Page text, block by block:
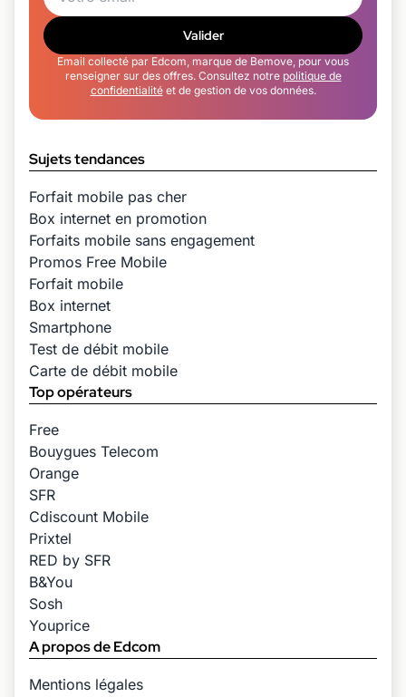
Valider
Email collecté par Edcom, marque de Bemove, pour vous
renseigner sur des offres. Consultez notre politique de
confidentialitéet de gestion de vos données.
Sujets tendances
Forfait mobile pas cher
Box internet en promotion
Forfaits mobile sans engagement
Promos Free Mobile
Forfait mobile
Box internet
Smartphone
Test de débit mobile
Carte de débit mobile
Top opérateurs
Free
Bouygues Telecom
Orange
SFR
Cdiscount Mobile
Prixtel
RED by SFR
B&You
Sosh
Youprice
A propos de Edcom
Mentions légales